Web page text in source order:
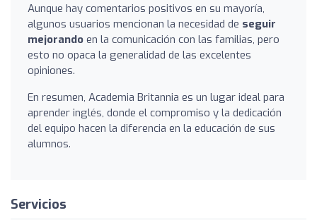
Aunque hay comentarios positivos en su mayoría,
algunos usuarios mencionan la necesidad de seguir
mejorando en la comunicación con las familias, pero
esto no opaca la generalidad de las excelentes
opiniones.
En resumen, Academia Britannia es un lugar ideal para
aprender inglés, donde el compromiso y la dedicación
del equipo hacen la diferencia en la educación de sus
alumnos.
Servicios